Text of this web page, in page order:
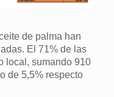
de palma han
El 71% de las
local, sumando 910
de 5,5% respecto